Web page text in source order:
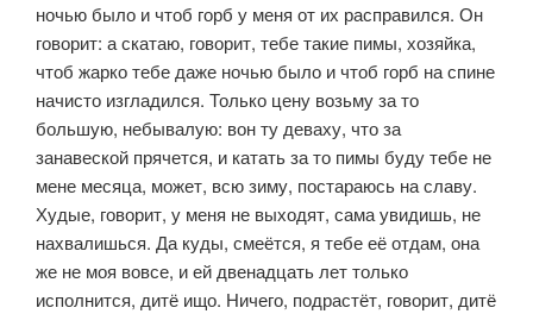
ночью было и чтоб горб у меня от их расправился. Он
говорит: а скатаю, говорит, тебе такие пимы, хозяйка,
чтоб жарко тебе даже ночью было и чтоб горб на спине
начисто изгладился. Только цену возьму за то
большую, небывалую: вон ту деваху, что за
занавеской прячется, и катать за то пимы буду тебе не
мене месяца, может, всю зиму, постараюсь на славу.
Худые, говорит, у меня не выходят, сама увидишь, не
нахвалишься. Да куды, смеётся, я тебе её от­дам, она
же не моя вовсе, и ей двенадцать лет только
исполнится, дитё ищо. Ничего, подрастёт, говорит, дитё